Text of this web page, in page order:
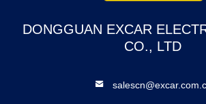
DONGGUAN EXCAR
CO., LTD